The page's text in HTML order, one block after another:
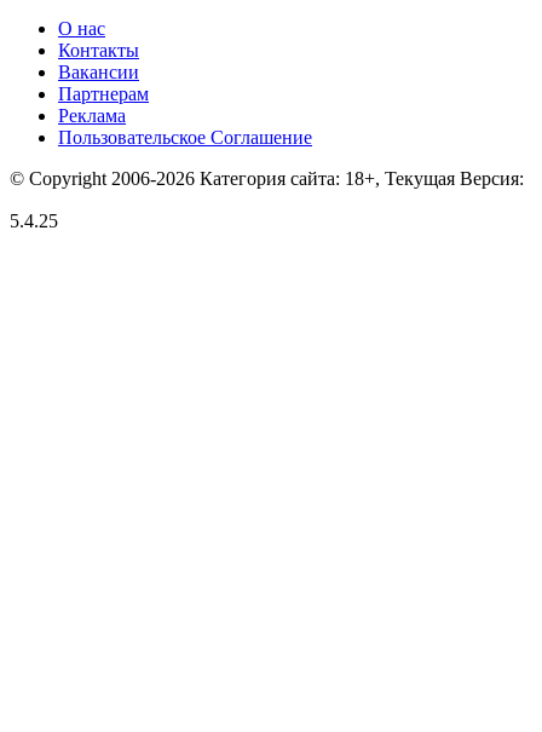
О нас
Контакты
Вакансии
Партнерам
Реклама
Пользовательское Соглашение
© Copyright 2006-2026 Категория сайта: 18+, Текущая Версия:
5.4.25